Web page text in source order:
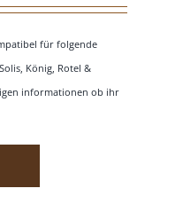
für folgende
König, Rotel &
informationen ob ihr